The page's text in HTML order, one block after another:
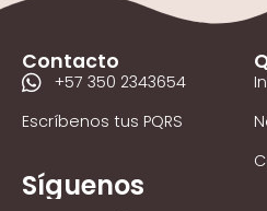
Contacto
+57 350 2343654
Escríbenos tus PQRS
Síguenos